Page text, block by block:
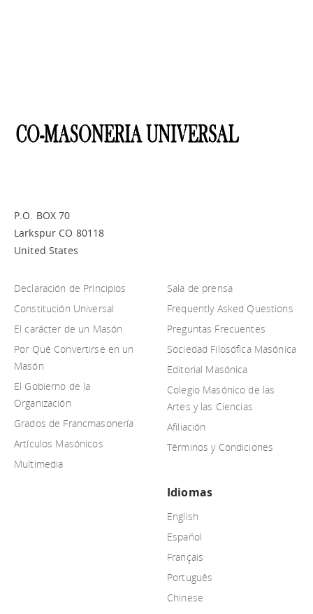
P.O. BOX 70
Larkspur CO 80118
United States
Declaración de Principios
Constitución Universal
El carácter de un Masón
Por Qué Convertirse en un
Masón
El Gobierno de la
Organización
Grados de Francmasonería
Artículos Masónicos
Multimedia
Sala de prensa
Frequently Asked Questions
Preguntas Frecuentes
Sociedad Filosófica Masónica
Editorial Masónica
Colegio Masónico de las
Artes y las Ciencias
Afiliación
Términos y Condiciones
Idiomas
English
Español
Français
Português
Chinese